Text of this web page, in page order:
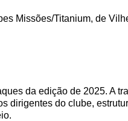
Missões/Titanium, de
da edição de 2025. A
dirigentes do clube,